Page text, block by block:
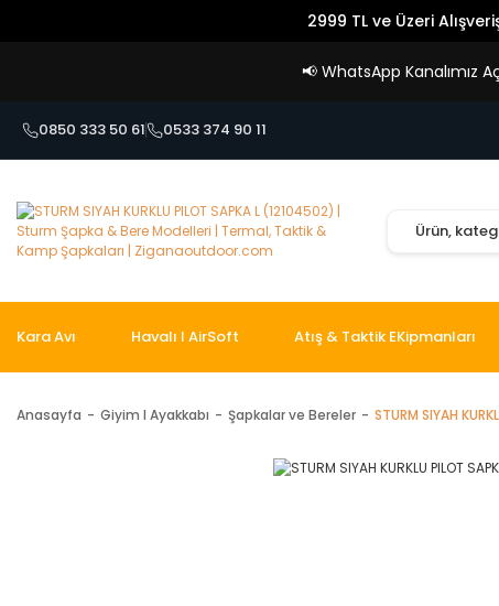
2999 TL ve Üzeri
📢 WhatsApp Kanalımız
0850 333 50 61 0533 374 90 11
Kara Avı Havalı I AirSoft Atış & Taktik EKipmanları
Anasayfa Giyim I Ayakkabı Şapkalar ve Bereler STURM SIYAH